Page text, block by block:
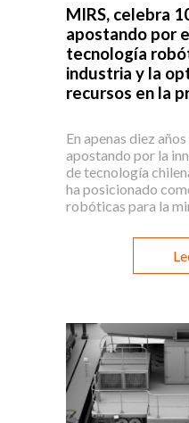
MIRS, celebra
apostando por
tecnología
industria y la
recursos en la
En apenas diez
apostando por la
de tecnología
ha posicionado
robóticas para la